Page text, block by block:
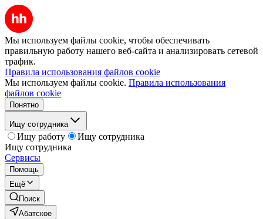
Мы используем файлы cookie, чтобы обеспечивать
правильную работу нашего веб-сайта и анализировать сетевой
трафик.
Правила использования файлов cookie
Мы используем файлы cookie. Правила использования
файлов cookie
Понятно
Ищу сотрудника
Ищу работу
Ищу сотрудника
Ищу сотрудника
Сервисы
Помощь
Ещё
Поиск
Абатское